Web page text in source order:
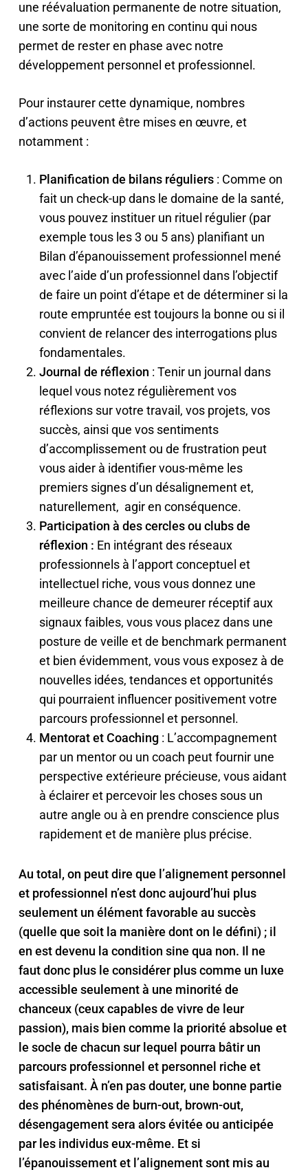
une réévaluation permanente de notre situation,
une sorte de monitoring en continu qui nous
permet de rester en phase avec notre
développement personnel et professionnel.
Pour instaurer cette dynamique, nombres
d’actions peuvent être mises en œuvre, et
notamment :
Planification de bilans réguliers: Comme on
fait un check-up dans le domaine de la santé,
vous pouvez instituer un rituel régulier (par
exemple tous les 3 ou 5 ans) planifiant un
Bilan d’épanouissement professionnel mené
avec l’aide d’un professionnel dans l’objectif
de faire un point d’étape et de déterminer si la
route empruntée est toujours la bonne ou si il
convient de relancer des interrogations plus
fondamentales.
Journal de réflexion : Tenir un journal dans
lequel vous notez régulièrement vos
réflexions sur votre travail, vos projets, vos
succès, ainsi que vos sentiments
d’accomplissement ou de frustration peut
vous aider à identifier vous-même les
premiers signes d’un désalignement et,
naturellement, agir en conséquence.
Participation à des cercles ou clubs de
réflexion : En intégrant des réseaux
professionnels à l’apport conceptuel et
intellectuel riche, vous vous donnez une
meilleure chance de demeurer réceptif aux
signaux faibles, vous vous placez dans une
posture de veille et de benchmark permanent
et bien évidemment, vous vous exposez à de
nouvelles idées, tendances et opportunités
qui pourraient influencer positivement votre
parcours professionnel et personnel.
Mentorat et Coaching: L’accompagnement
par un mentor ou un coach peut fournir une
perspective extérieure précieuse, vous aidant
à éclairer et percevoir les choses sous un
autre angle ou à en prendre conscience plus
rapidement et de manière plus précise.
Au total, on peut dire que l’alignement personnel
et professionnel n’est donc aujourd’hui plus
seulement un élément favorable au succès
(quelle que soit la manière dont on le défini) ; il
en est devenu la condition sine qua non. Il ne
faut donc plus le considérer plus comme un luxe
accessible seulement à une minorité de
chanceux (ceux capables de vivre de leur
passion), mais bien comme la priorité absolue et
le socle de chacun sur lequel pourra bâtir un
parcours professionnel et personnel riche et
satisfaisant. À n’en pas douter, une bonne partie
des phénomènes de burn-out, brown-out,
désengagement sera alors évitée ou anticipée
par les individus eux-même. Et si
l’épanouissement et l’alignement sont mis au